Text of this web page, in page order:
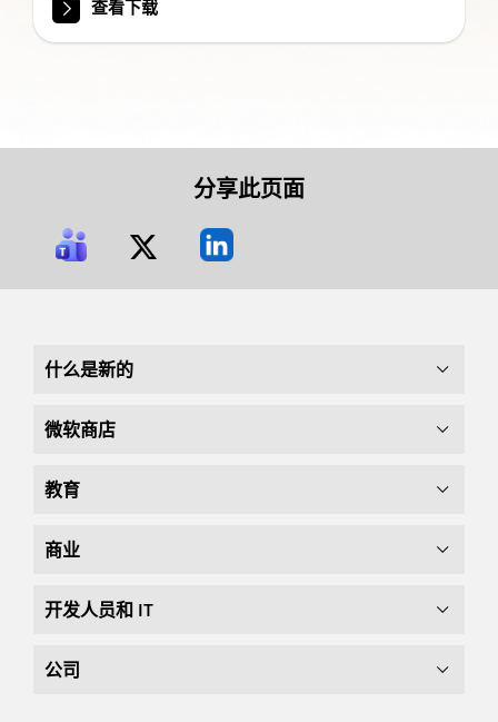
查看下载
分享此页面
什么是新的
微软商店
教育
商业
开发人员和 IT
公司